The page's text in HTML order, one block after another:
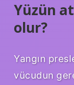
Yüzün
olur?
Yangın
vücudun